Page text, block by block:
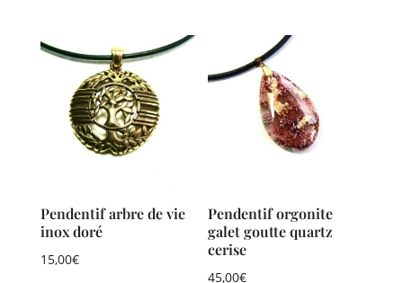
Pendentif arbre de vie
inox doré
15,00€
Pendentif orgonite
galet goutte quartz
cerise
45,00€